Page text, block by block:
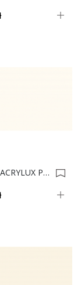
H PŁYTA ACRYLUX POŁYSK 1982 BIAŁY 2800x1300mm Gr.19mm 0020452